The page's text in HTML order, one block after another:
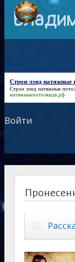
Строи лэнд натяжные
Строи лэнд натяжные
натяжныепотолкидв.рф
Войти